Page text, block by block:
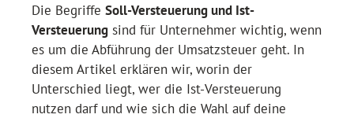
Die Begriffe Soll-Versteuerung und Ist-
Versteuerung sind für Unternehmer wichtig, wenn
es um die Abführung der Umsatzsteuer geht. In
diesem Artikel erklären wir, worin der
Unterschied liegt, wer die Ist-Versteuerung
nutzen darf und wie sich die Wahl auf deine